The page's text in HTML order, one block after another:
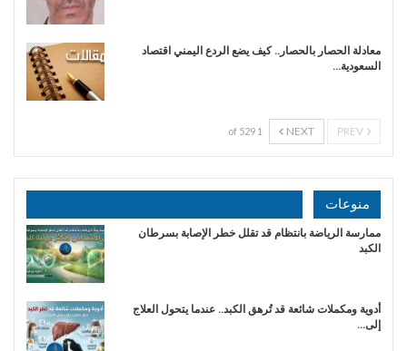
معادلة الحصار بالحصار.. كيف يضع الردع اليمني اقتصاد
السعودية…
NEXT
1 of 529
منوعات
ممارسة الرياضة بانتظام قد تقلل خطر الإصابة بسرطان
الكبد
أدوية ومكملات شائعة قد تُرهق الكبد.. عندما يتحول العلاج
إلى…